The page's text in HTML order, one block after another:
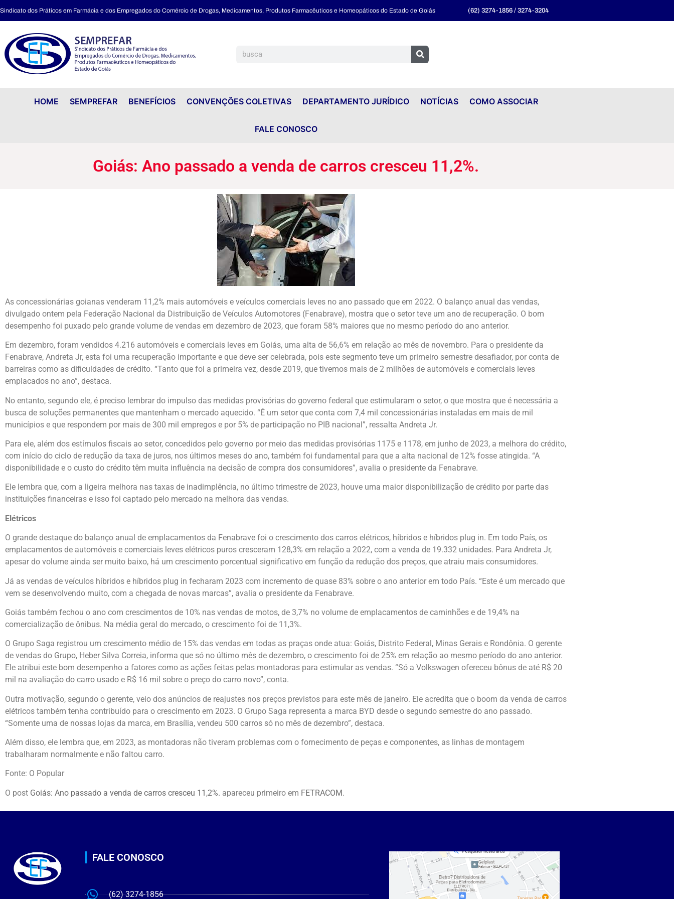
Sindicato dos Práticos em Farmácia e dos Empregados do Comércio de Drogas, Medicamentos, Produtos Farmacêuticos e Homeopáticos do Estado de Goiás (62) 3274-1856 / 3274-3204
HOME SEMPREFAR BENEFÍCIOS CONVENÇÕES COLETIVAS DEPARTAMENTO JURÍDICO NOTÍCIAS COMO ASSOCIAR
FALE CONOSCO
Goiás: Ano passado a venda de carros cresceu 11,2%.
As concessionárias goianas venderam 11,2% mais automóveis e veículos comerciais leves no ano passado que em 2022. O balanço anual das vendas,
divulgado ontem pela Federação Nacional da Distribuição de Veículos Automotores (Fenabrave), mostra que o setor teve um ano de recuperação. O bom
desempenho foi puxado pelo grande volume de vendas em dezembro de 2023, que foram 58% maiores que no mesmo período do ano anterior.
Em dezembro, foram vendidos 4.216 automóveis e comerciais leves em Goiás, uma alta de 56,6% em relação ao mês de novembro. Para o presidente da
Fenabrave, Andreta Jr, esta foi uma recuperação importante e que deve ser celebrada, pois este segmento teve um primeiro semestre desafiador, por conta de
barreiras como as dificuldades de crédito. “Tanto que foi a primeira vez, desde 2019, que tivemos mais de 2 milhões de automóveis e comerciais leves
emplacados no ano”, destaca.
No entanto, segundo ele, é preciso lembrar do impulso das medidas provisórias do governo federal que estimularam o setor, o que mostra que é necessária a
busca de soluções permanentes que mantenham o mercado aquecido. “É um setor que conta com 7,4 mil concessionárias instaladas em mais de mil
municípios e que respondem por mais de 300 mil empregos e por 5% de participação no PIB nacional”, ressalta Andreta Jr.
Para ele, além dos estímulos fiscais ao setor, concedidos pelo governo por meio das medidas provisórias 1175 e 1178, em junho de 2023, a melhora do crédito,
com início do ciclo de redução da taxa de juros, nos últimos meses do ano, também foi fundamental para que a alta nacional de 12% fosse atingida. “A
disponibilidade e o custo do crédito têm muita influência na decisão de compra dos consumidores”, avalia o presidente da Fenabrave.
Ele lembra que, com a ligeira melhora nas taxas de inadimplência, no último trimestre de 2023, houve uma maior disponibilização de crédito por parte das
instituições financeiras e isso foi captado pelo mercado na melhora das vendas.
Elétricos
O grande destaque do balanço anual de emplacamentos da Fenabrave foi o crescimento dos carros elétricos, híbridos e híbridos plug in. Em todo País, os
emplacamentos de automóveis e comerciais leves elétricos puros cresceram 128,3% em relação a 2022, com a venda de 19.332 unidades. Para Andreta Jr,
apesar do volume ainda ser muito baixo, há um crescimento porcentual significativo em função da redução dos preços, que atraiu mais consumidores.
Já as vendas de veículos híbridos e híbridos plug in fecharam 2023 com incremento de quase 83% sobre o ano anterior em todo País. “Este é um mercado que
vem se desenvolvendo muito, com a chegada de novas marcas”, avalia o presidente da Fenabrave.
Goiás também fechou o ano com crescimentos de 10% nas vendas de motos, de 3,7% no volume de emplacamentos de caminhões e de 19,4% na
comercialização de ônibus. Na média geral do mercado, o crescimento foi de 11,3%.
O Grupo Saga registrou um crescimento médio de 15% das vendas em todas as praças onde atua: Goiás, Distrito Federal, Minas Gerais e Rondônia. O gerente
de vendas do Grupo, Heber Silva Correia, informa que só no último mês de dezembro, o crescimento foi de 25% em relação ao mesmo período do ano anterior.
Ele atribui este bom desempenho a fatores como as ações feitas pelas montadoras para estimular as vendas. “Só a Volkswagen ofereceu bônus de até R$ 20
mil na avaliação do carro usado e R$ 16 mil sobre o preço do carro novo”, conta.
Outra motivação, segundo o gerente, veio dos anúncios de reajustes nos preços previstos para este mês de janeiro. Ele acredita que o boom da venda de carros
elétricos também tenha contribuído para o crescimento em 2023. O Grupo Saga representa a marca BYD desde o segundo semestre do ano passado.
“Somente uma de nossas lojas da marca, em Brasília, vendeu 500 carros só no mês de dezembro”, destaca.
Além disso, ele lembra que, em 2023, as montadoras não tiveram problemas com o fornecimento de peças e componentes, as linhas de montagem
trabalharam normalmente e não faltou carro.
Fonte: O Popular
O post Goiás: Ano passado a venda de carros cresceu 11,2%. apareceu primeiro em FETRACOM.
FALE CONOSCO
(62) 3274-1856